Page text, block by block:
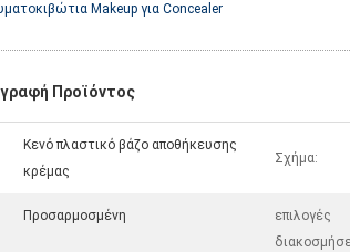
Makeup για Concealer
Προϊόντος
Κενό πλαστικό βάζο αποθήκευσης
κρέμας
Σχήμα:
Προσαρμοσμένη
επιλογές